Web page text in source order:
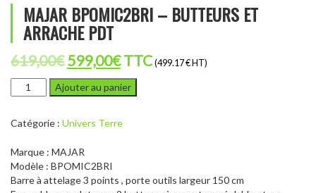
MAJAR BPOMIC2BRI – BUTTEURS ET
ARRACHE PDT
619,00€ Le
prix
initial
était :
599,00€Le
prix
actuel
est :
TTC (499.17 € HT)
quantité
de
BPOMIC2BRI
BUTTEURS
ET
ARRACHE
Ajouter au panier
Catégorie : Univers Terre
Marque : MAJAR
Modèle : BPOMIC2BRI
Barre à attelage 3 points , porte outils largeur 150 cm